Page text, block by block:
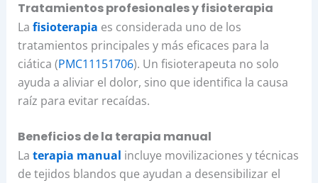
Tratamientos profesionales y fisioterapia
La fisioterapia es considerada uno de los
tratamientos principales y más eficaces para la
ciática (PMC11151706). Un fisioterapeuta no solo
ayuda a aliviar el dolor, sino que identifica la causa
raíz para evitar recaídas.
Beneficios de la terapia manual
La terapia manual incluye movilizaciones y técnicas
de tejidos blandos que ayudan a desensibilizar el